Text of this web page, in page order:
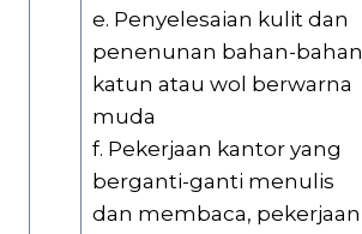
e. Penyelesaian kulit dan
penenunan bahan-bahan
katun atau wol berwarna
muda
f. Pekerjaan kantor yang
berganti-ganti menulis
dan membaca, pekerjaan